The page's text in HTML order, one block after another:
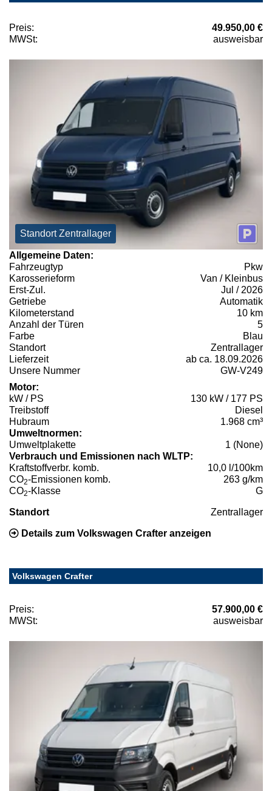
Preis:
49.950,00 €
MWSt:
ausweisbar
Standort Zentrallager
Allgemeine Daten:
Fahrzeugtyp
Pkw
Karosserieform
Van / Kleinbus
Erst-Zul.
Jul / 2026
Getriebe
Automatik
Kilometerstand
10 km
Anzahl der Türen
5
Farbe
Blau
Standort
Zentrallager
Lieferzeit
ab ca. 18.09.2026
Unsere Nummer
GW-V249
Motor:
kW / PS
130 kW / 177 PS
Treibstoff
Diesel
Hubraum
1.968 cm³
Umweltnormen:
Umweltplakette
1 (None)
Verbrauch und Emissionen nach WLTP:
Kraftstoffverbr. komb.
10,0 l/100km
CO2-Emissionen komb.
263 g/km
CO2-Klasse G
Standort Zentrallager
Details zum Volkswagen Crafter anzeigen
Volkswagen Crafter
Preis:
57.900,00 €
MWSt:
ausweisbar